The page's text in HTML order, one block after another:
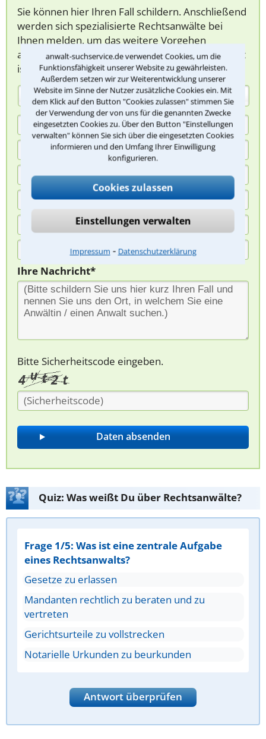
anwalt-suchservice.de verwendet Cookies, um die
Funktionsfähigkeit unserer Website zu gewährleisten.
Außerdem setzen wir zur Weiterentwicklung unserer
Website im Sinne der Nutzer zusätzliche Cookies ein. Mit
dem Klick auf den Button "Cookies zulassen" stimmen Sie
der Verwendung der von uns für die genannten Zwecke
eingesetzten Cookies zu. Über den Button "Einstellungen
verwalten" können Sie sich über die eingesetzten Cookies
informieren und den Umfang Ihrer Einwilligung
konfigurieren.
Cookies zulassen
Einstellungen verwalten
Impressum ⁃ Datenschutzerklärung
Sie können hier Ihren Fall schildern. Anschließend
werden sich spezialisierte Rechtsanwälte bei
Ihnen melden, um das weitere Vorgehen
abzuklären. Die Rückmeldung durch einen Anwalt
ist für Sie kostenlos.
(Anrede)
Ihre Nachricht*
Bitte Sicherheitscode eingeben.
Quiz: Was weißt Du über Rechtsanwälte?
Frage 1/5: Was ist eine zentrale Aufgabe
eines Rechtsanwalts?
Gesetze zu erlassen
Mandanten rechtlich zu beraten und zu
vertreten
Gerichtsurteile zu vollstrecken
Notarielle Urkunden zu beurkunden
Antwort überprüfen